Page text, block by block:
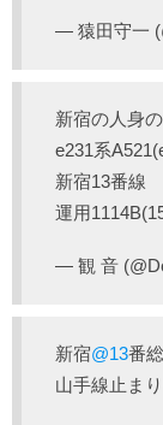
— 猿田守一
新宿の人身
e231系
新宿13番線
運用
— 観 音
新宿@13番
山手線止ま